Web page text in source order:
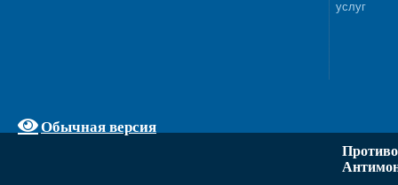
Обычная версия
услуг